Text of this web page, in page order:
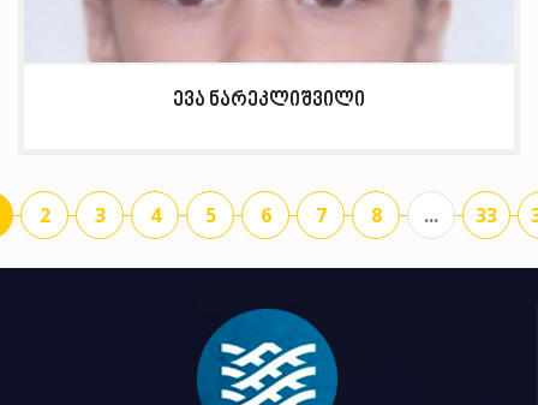
ევა ნარეკლიშვილი
2 3 4 5 6 7 8 ... 33